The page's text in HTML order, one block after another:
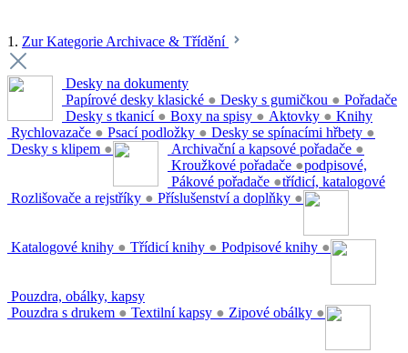
1. Zur Kategorie Archivace & Třídění
Desky na dokumenty
Papírové desky klasické ● Desky s gumičkou ●
Desky s tkanicí ● Boxy na spisy ● Aktovky ●
Rychlovazače ● Psací podložky ● Desky se spínacími hřbety ●
Desky s klipem ●
Pořadače
Archivační a kapsové pořadače ●
Kroužkové pořadače ●
Pákové pořadače ●
Rozlišovače a rejstříky ● Příslušenství a doplňky ●
Knihy
podpisové,
třídicí, katalogové
Katalogové knihy ● Třídicí knihy ● Podpisové knihy ●
Pouzdra, obálky, kapsy
Pouzdra s drukem ● Textilní kapsy ● Zipové obálky ●